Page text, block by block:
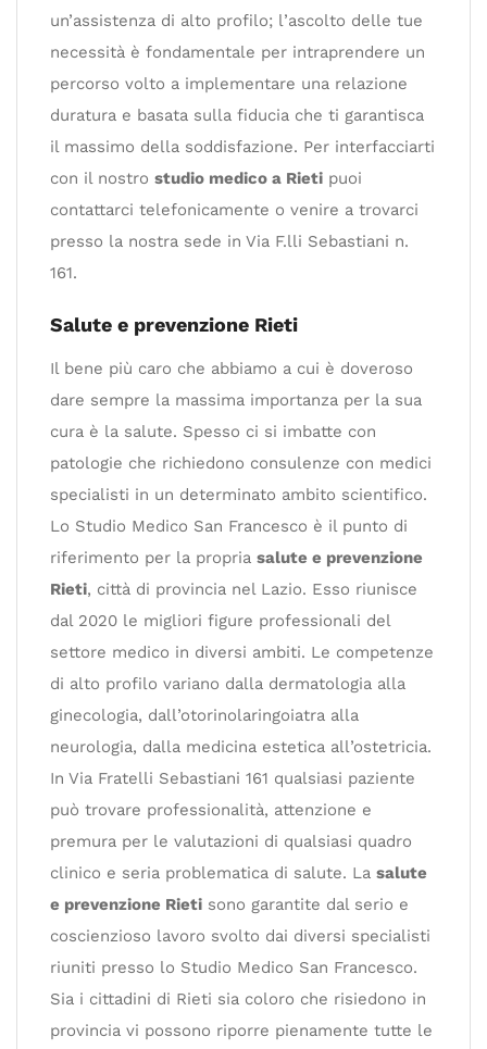
un’assistenza di alto profilo; l’ascolto delle tue
necessità è fondamentale per intraprendere un
percorso volto a implementare una relazione
duratura e basata sulla fiducia che ti garantisca
il massimo della soddisfazione. Per interfacciarti
con il nostro studio medico a Rieti puoi
contattarci telefonicamente o venire a trovarci
presso la nostra sede in Via F.lli Sebastiani n.
161.
Salute e prevenzione Rieti
Il bene più caro che abbiamo a cui è doveroso
dare sempre la massima importanza per la sua
cura è la salute. Spesso ci si imbatte con
patologie che richiedono consulenze con medici
specialisti in un determinato ambito scientifico.
Lo Studio Medico San Francesco è il punto di
riferimento per la propria salute e prevenzione
Rieti, città di provincia nel Lazio. Esso riunisce
dal 2020 le migliori figure professionali del
settore medico in diversi ambiti. Le competenze
di alto profilo variano dalla dermatologia alla
ginecologia, dall’otorinolaringoiatra alla
neurologia, dalla medicina estetica all’ostetricia.
In Via Fratelli Sebastiani 161 qualsiasi paziente
può trovare professionalità, attenzione e
premura per le valutazioni di qualsiasi quadro
clinico e seria problematica di salute. La salute
e prevenzione Rieti sono garantite dal serio e
coscienzioso lavoro svolto dai diversi specialisti
riuniti presso lo Studio Medico San Francesco.
Sia i cittadini di Rieti sia coloro che risiedono in
provincia vi possono riporre pienamente tutte le